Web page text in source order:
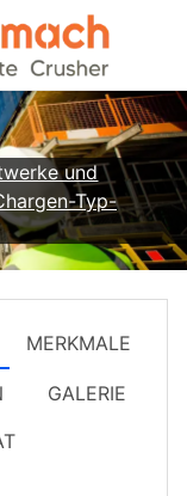
und
Typ-
MERKMALE
GALERIE